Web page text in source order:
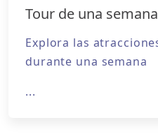
Tour de una
Explora las
durante una semana
...